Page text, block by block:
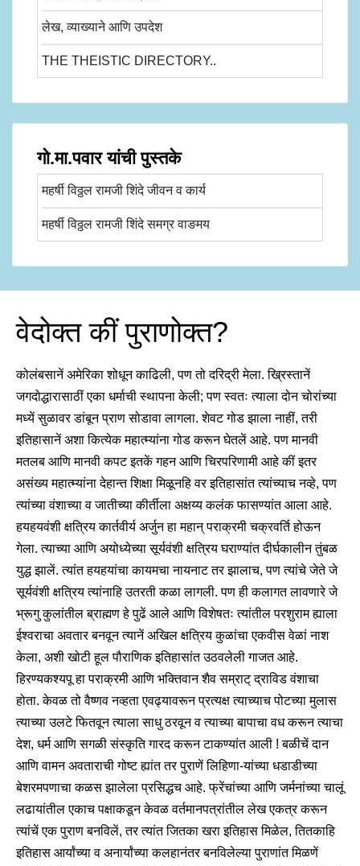
लेख, व्याख्याने आणि उपदेश
THE THEISTIC DIRECTORY..
गो.मा.पवार यांची पुस्तके
महर्षी विठ्ठल रामजी शिंदे जीवन व कार्य
महर्षी विठ्ठल रामजी शिंदे समग्र वाङमय
वेदोक्त कीं पुराणोक्त?
कोलंबसानें अमेरिका शोधून काढिली, पण तो दरिद्री मेला. ख्रिस्तानें
जगदोद्धारासाठीं एका धर्माची स्थापना केली; पण स्वतः त्याला दोन चोरांच्या
मध्यें सुळावर डांबून प्राण सोडावा लागला. शेवट गोड झाला नाहीं, तरी
इतिहासानें अशा कित्येक महात्म्यांना गोड करून घेतलें आहे. पण मानवी
मतलब आणि मानवी कपट इतकें गहन आणि चिरपरिणामी आहे कीं इतर
असंख्य महात्म्यांना देहान्त शिक्षा मिळूनहि वर इतिहासांत त्यांच्याच नव्हे, पण
त्यांच्या वंशाच्या व जातीच्या कीर्तीला अक्षय्य कलंक फासण्यांत आला आहे.
हयहयवंशी क्षत्रिय कार्तवीर्य अर्जुन हा महान् पराक्रमी चक्रवर्ति होऊन
गेला. त्याच्या आणि अयोध्येच्या सूर्यवंशी क्षत्रिय घराण्यांत दीर्घकालीन तुंबळ
युद्ध झालें. त्यांत हयहयांचा कायमचा नायनाट तर झालाच, पण त्यांचे जेते जे
सूर्यवंशी क्षत्रिय त्यांनाहि उतरती कळा लागली. पण ही कलागत लावणारे जे
भ्रूगु कुलांतील ब्राह्मण हे पुढें आले आणि विशेषतः त्यांतील परशुराम ह्याला
ईश्वराचा अवतार बनवून त्यानें अखिल क्षत्रिय कुळांचा एकवीस वेळां नाश
केला, अशी खोटी हूल पौराणिक इतिहासांत उठवलेली गाजत आहे.
हिरण्यकश्यपू हा पराक्रमी आणि भक्तिवान शैव सम्राट् द्राविड वंशाचा
होता. केवळ तो वैष्णव नव्हता एवढ्यावरून प्रत्यक्ष त्याच्याच पोटच्या मुलास
त्याच्या उलटे फितवून त्याला साधु ठरवून व त्याच्या बापाचा वध करून त्याचा
देश, धर्म आणि सगळी संस्कृति गारद करून टाकण्यांत आली ! बळीचें दान
आणि वामन अवताराची गोष्ट ह्यांत तर पुराणें लिहिणा-यांच्या धडाडीच्या
बेशरमपणाचा कळस झालेला प्रसिद्धच आहे. फ्रेंचांच्या आणि जर्मनांच्या चालूं
लढायांतील एकाच पक्षाकडून केवळ वर्तमानपत्रांतील लेख एकत्र करून
त्यांचें एक पुराण बनविलें, तर त्यांत जितका खरा इतिहास मिळेल, तितकाहि
इतिहास आर्यांच्या व अनार्यांच्या कलहानंतर बनविलेल्या पुराणांत मिळणें